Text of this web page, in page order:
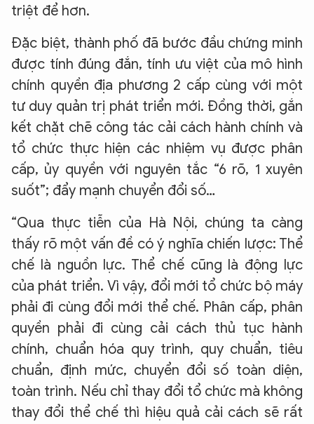
triệt để hơn.
Đặc biệt, thành phố đã bước đầu chứng minh
được tính đúng đắn, tính ưu việt của mô hình
chính quyền địa phương 2 cấp cùng với một
tư duy quản trị phát triển mới. Đồng thời, gắn
kết chặt chẽ công tác cải cách hành chính và
tổ chức thực hiện các nhiệm vụ được phân
cấp, ủy quyền với nguyên tắc “6 rõ, 1 xuyên
suốt”; đẩy mạnh chuyển đổi số…
“Qua thực tiễn của Hà Nội, chúng ta càng
thấy rõ một vấn đề có ý nghĩa chiến lược: Thể
chế là nguồn lực. Thể chế cũng là động lực
của phát triển. Vì vậy, đổi mới tổ chức bộ máy
phải đi cùng đổi mới thể chế. Phân cấp, phân
quyền phải đi cùng cải cách thủ tục hành
chính, chuẩn hóa quy trình, quy chuẩn, tiêu
chuẩn, định mức, chuyển đổi số toàn diện,
toàn trình. Nếu chỉ thay đổi tổ chức mà không
thay đổi thể chế thì hiệu quả cải cách sẽ rất